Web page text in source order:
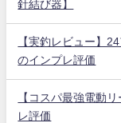
針結び器】
【実釣レビュー】
のインプレ評価
【コスパ最強電動
レ評価